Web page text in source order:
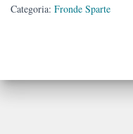
quantità
Categoria: Fronde Sparte